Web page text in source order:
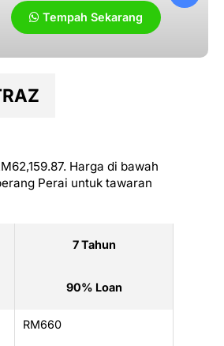
Tempah Sekarang
Harga di bawah
Perai untuk tawaran
7 Tahun
90% Loan
RM660